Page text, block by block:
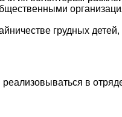
грудных
в